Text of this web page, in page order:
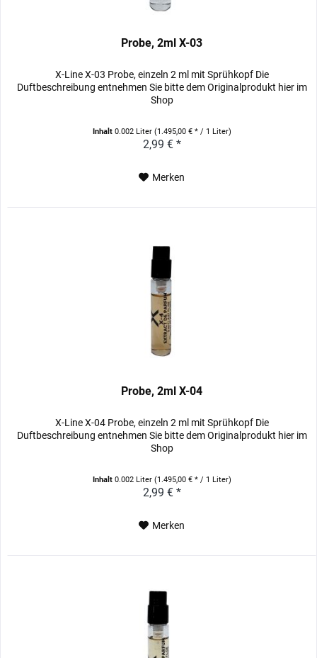
Probe, 2ml X-03
X-Line X-03 Probe, einzeln 2 ml mit Sprühkopf Die
Duftbeschreibung entnehmen Sie bitte dem Originalprodukt hier im
Shop
Inhalt 0.002 Liter (1.495,00 € * / 1 Liter)
2,99 € *
Merken
Probe, 2ml X-04
X-Line X-04 Probe, einzeln 2 ml mit Sprühkopf Die
Duftbeschreibung entnehmen Sie bitte dem Originalprodukt hier im
Shop
Inhalt 0.002 Liter (1.495,00 € * / 1 Liter)
2,99 € *
Merken